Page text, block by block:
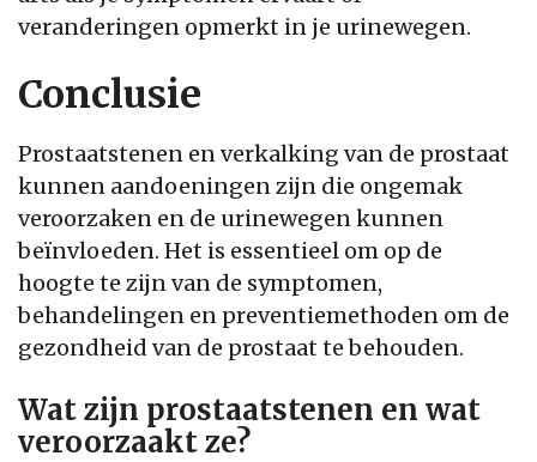
veranderingen opmerkt in je urinewegen.
Conclusie
Prostaatstenen en verkalking van de prostaat
kunnen aandoeningen zijn die ongemak
veroorzaken en de urinewegen kunnen
beïnvloeden. Het is essentieel om op de
hoogte te zijn van de symptomen,
behandelingen en preventiemethoden om de
gezondheid van de prostaat te behouden.
Wat zijn prostaatstenen en wat
veroorzaakt ze?